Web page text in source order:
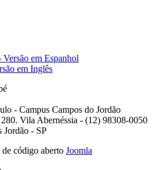
em Espanhol
em Inglês
- Campus Campos do Jordão
Vila Abernéssia - (12) 98308-0050
Jordão - SP
código aberto Joomla